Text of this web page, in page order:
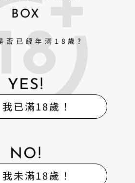
BOX
否已經年滿18歲?
YES!
已滿18歲！
NO!
未滿18歲！